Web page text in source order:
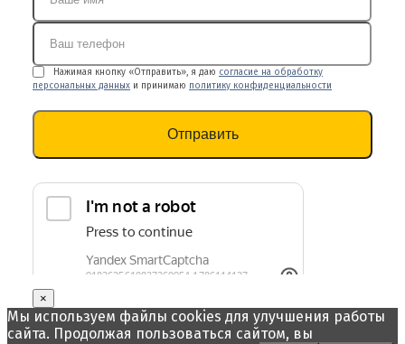
Нажимая кнопку «Отправить», я даю согласие на обработку
персональных данных и принимаю политику конфиденциальности
×
Мы используем файлы cookies для улучшения работы
сайта. Продолжая пользоваться сайтом, вы